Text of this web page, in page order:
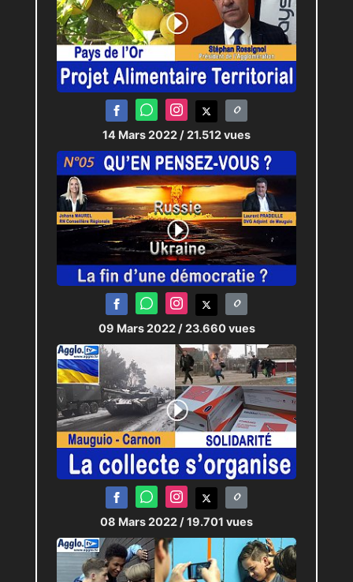
14 Mars 2022 / 21.512 vues
09 Mars 2022 / 23.660 vues
08 Mars 2022 / 19.701 vues